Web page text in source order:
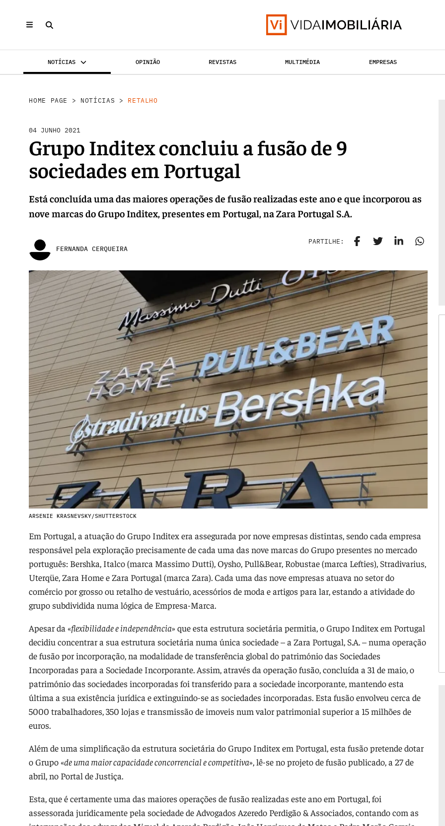
NOTÍCIAS OPINIÃO REVISTAS MULTIMÉDIA EMPRESAS
HOME PAGE > NOTÍCIAS > RETALHO
04 JUNHO 2021
Grupo Inditex concluiu a fusão de 9
sociedades em Portugal
Está concluída uma das maiores operações de fusão realizadas este ano e que incorporou as
nove marcas do Grupo Inditex, presentes em Portugal, na Zara Portugal S.A.
FERNANDA CERQUEIRA
PARTILHE:
ARSENIE KRASNEVSKY/SHUTTERSTOCK
Em Portugal, a atuação do Grupo Inditex era assegurada por nove empresas distintas, sendo cada empresa
responsável pela exploração precisamente de cada uma das nove marcas do Grupo presentes no mercado
português: Bershka, Italco (marca Massimo Dutti), Oysho, Pull&Bear, Robustae (marca Lefties), Stradivarius,
Uterqüe, Zara Home e Zara Portugal (marca Zara). Cada uma das nove empresas atuava no setor do
comércio por grosso ou retalho de vestuário, acessórios de moda e artigos para lar, estando a atividade do
grupo subdividida numa lógica de Empresa-Marca.
Apesar da «flexibilidade e independência» que esta estrutura societária permitia, o Grupo Inditex em Portugal
decidiu concentrar a sua estrutura societária numa única sociedade – a Zara Portugal, S.A. – numa operação
de fusão por incorporação, na modalidade de transferência global do património das Sociedades
Incorporadas para a Sociedade Incorporante. Assim, através da operação fusão, concluída a 31 de maio, o
património das sociedades incorporadas foi transferido para a sociedade incorporante, mantendo esta
última a sua existência jurídica e extinguindo-se as sociedades incorporadas. Esta fusão envolveu cerca de
5000 trabalhadores, 350 lojas e transmissão de imoveis num valor patrimonial superior a 15 milhões de
euros.
Além de uma simplificação da estrutura societária do Grupo Inditex em Portugal, esta fusão pretende dotar
o Grupo «de uma maior capacidade concorrencial e competitiva», lê-se no projeto de fusão publicado, a 27 de
abril, no Portal de Justiça.
Esta, que é certamente uma das maiores operações de fusão realizadas este ano em Portugal, foi
assessorada juridicamente pela sociedade de Advogados Azeredo Perdigão & Associados, contando com as